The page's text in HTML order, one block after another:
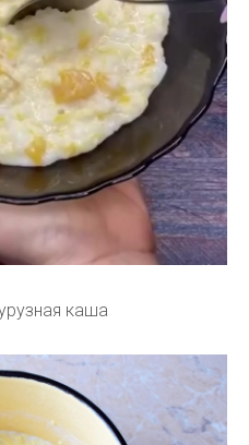
каша